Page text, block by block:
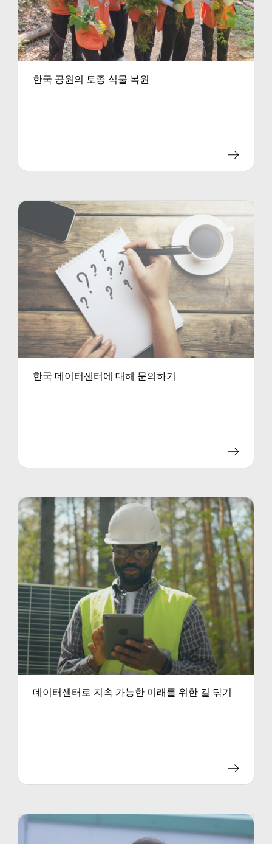
한국 공원의 토종 식물 복원
한국 데이터센터에 대해 문의하기
데이터센터로 지속 가능한 미래를 위한 길 닦기